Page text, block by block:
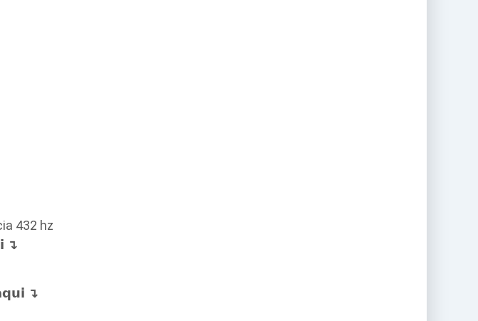
432 hz
↴
↴